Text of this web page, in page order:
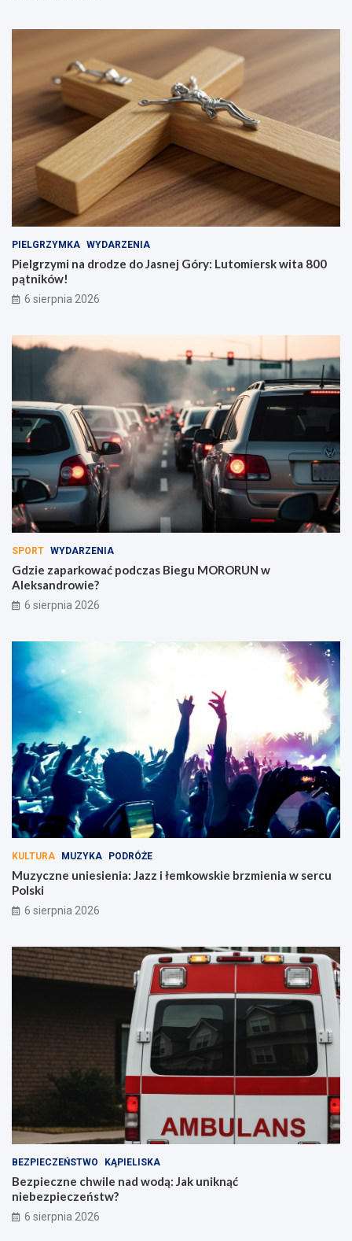
PIELGRZYMKA WYDARZENIA
Pielgrzymi na drodze do Jasnej Góry: Lutomiersk wita 800
pątników!
6 sierpnia 2026
SPORT WYDARZENIA
Gdzie zaparkować podczas Biegu MORORUN w
Aleksandrowie?
6 sierpnia 2026
KULTURA MUZYKA PODRÓŻE
Muzyczne uniesienia: Jazz i łemkowskie brzmienia w sercu
Polski
6 sierpnia 2026
BEZPIECZEŃSTWO KĄPIELISKA
Bezpieczne chwile nad wodą: Jak uniknąć
niebezpieczeństw?
6 sierpnia 2026